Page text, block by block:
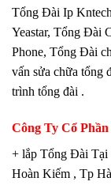
Tổng Đài Ip
Yeastar, Tổng Đài
Phone, Tổng Đài
vấn sửa chữa tổng
trình tổng đài .
Công Ty Cổ
+ lắp Tổng Đài Tại
Hoàn Kiếm , Tp